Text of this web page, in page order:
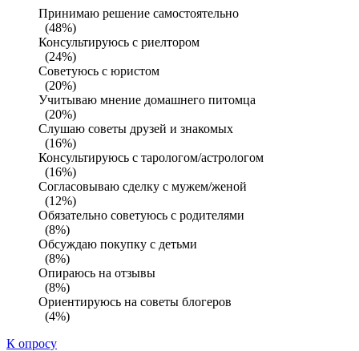
Принимаю решение самостоятельно
(48%)
Консультируюсь с риелтором
(24%)
Советуюсь с юристом
(20%)
Учитываю мнение домашнего питомца
(20%)
Слушаю советы друзей и знакомых
(16%)
Консультируюсь с тарологом/астрологом
(16%)
Согласовываю сделку с мужем/женой
(12%)
Обязательно советуюсь с родителями
(8%)
Обсуждаю покупку с детьми
(8%)
Опираюсь на отзывы
(8%)
Ориентируюсь на советы блогеров
(4%)
К опросу